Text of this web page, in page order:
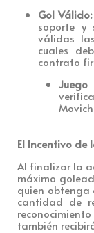
Gol Válido:
soporte y
válidas
cuales
contrato
El Incentivo de
Al finalizar la
máximo
quien obtenga
cantidad de
también